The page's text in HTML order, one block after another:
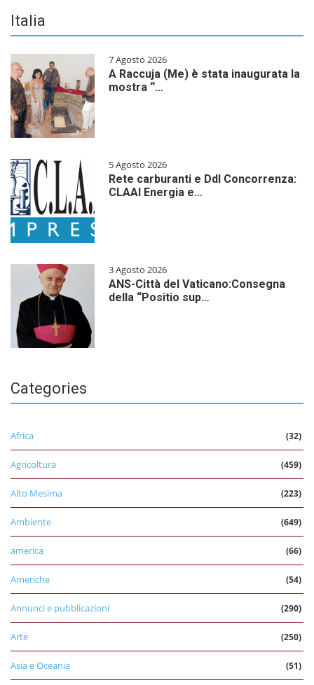
Italia
7 Agosto 2026
A Raccuja (Me) è stata inaugurata la
mostra “…
5 Agosto 2026
Rete carburanti e Ddl Concorrenza:
CLAAI Energia e…
3 Agosto 2026
ANS-Città del Vaticano:Consegna
della “Positio sup…
Categories
Africa (32)
Agricoltura (459)
Alto Mesima (223)
Ambiente (649)
america (66)
Americhe (54)
Annunci e pubblicazioni (290)
Arte (250)
Asia e Oceania (51)